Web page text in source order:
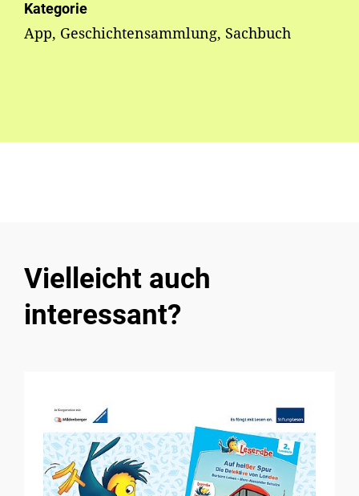
Kategorie
App, Geschichtensammlung, Sachbuch
Vielleicht auch
interessant?